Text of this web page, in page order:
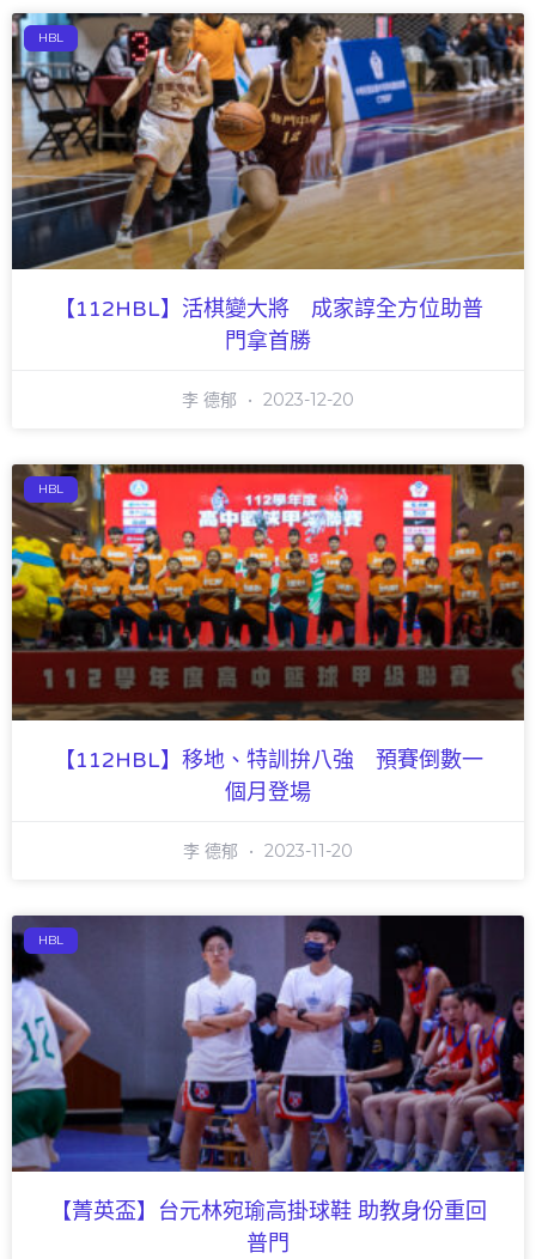
HBL
【112HBL】活棋變大將 成家諄全方位助普
門拿首勝
李 德郁 2023-12-20
HBL
【112HBL】移地、特訓拚八強 預賽倒數一
個月登場
李 德郁 2023-11-20
HBL
【菁英盃】台元林宛瑜高掛球鞋 助教身份重回
普門